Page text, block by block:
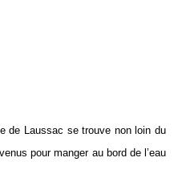
de Laussac se trouve non loin du
pour manger au bord de l’eau